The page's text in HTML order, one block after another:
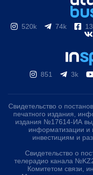
520k 74k
851 3k
Свидетельство о
печатного издания,
издания №17614-ИА
информатизации и
инвестициям и
Свидетельство о
телерадио канала
Комитетом связи,